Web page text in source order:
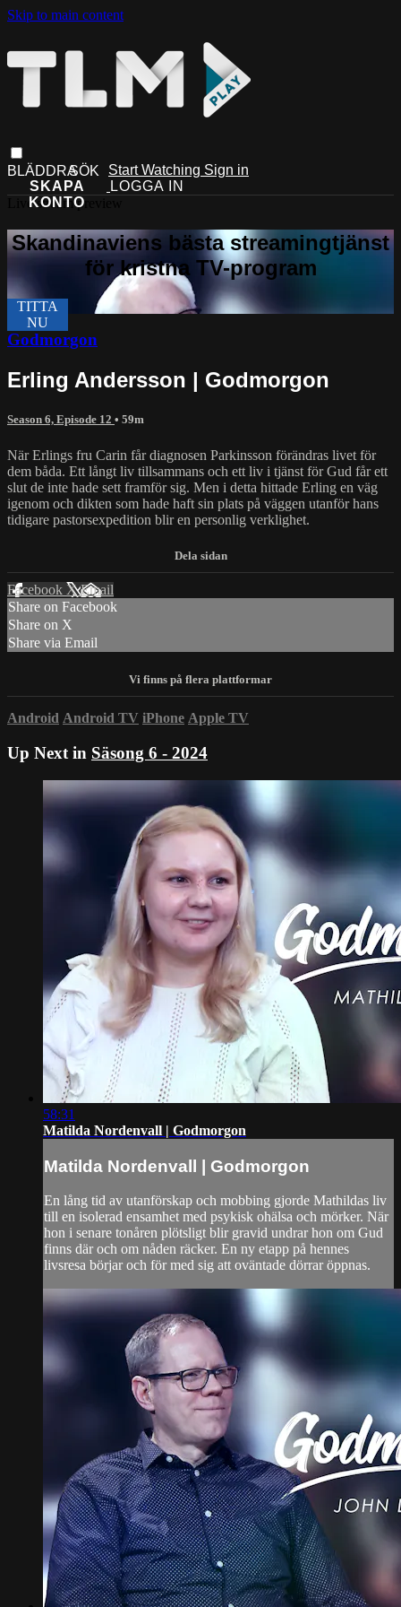
Skip to main content
Start Watching Sign in
Live stream preview
Godmorgon
Erling Andersson | Godmorgon
Season 6, Episode 12 • 59m
När Erlings fru Carin får diagnosen Parkinsson förändras livet för
dem båda. Ett långt liv tillsammans och ett liv i tjänst för Gud får ett
slut de inte hade sett framför sig. Men i detta hittade Erling en väg
igenom och dikten som hade haft sin plats på väggen utanför hans
tidigare pastorsexpedition blir en personlig verklighet.
Facebook XEmail
Share on Facebook
Share on X
Share via Email
Android Android TV iPhone Apple TV
Up Next in Säsong 6 - 2024
58:31
Matilda Nordenvall | Godmorgon
Matilda Nordenvall | Godmorgon
En lång tid av utanförskap och mobbing gjorde Mathildas liv
till en isolerad ensamhet med psykisk ohälsa och mörker. När
hon i senare tonåren plötsligt blir gravid undrar hon om Gud
finns där och om nåden räcker. En ny etapp på hennes
livsresa börjar och för med sig att oväntade dörrar öppnas.